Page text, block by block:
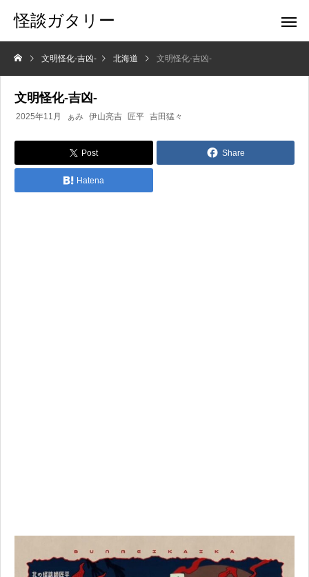
怪談ガタリー
文明怪化-吉凶- 北海道 文明怪化-吉凶-
文明怪化-吉凶-
2025年11月 ぁみ 伊山亮吉 匠平 吉田猛々
Post Share
Hatena